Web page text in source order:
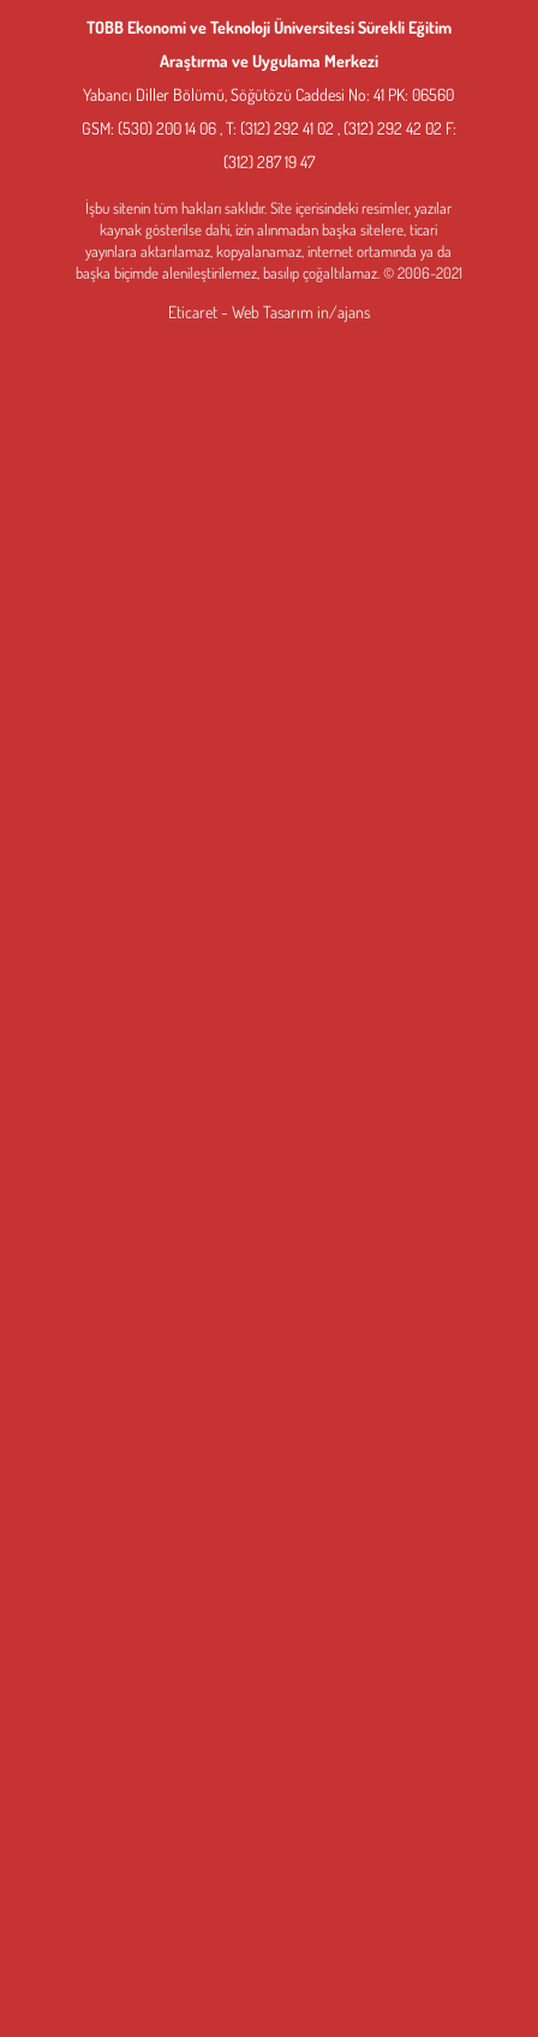
TOBB Ekonomi ve Teknoloji Üniversitesi Sürekli Eğitim
Araştırma ve Uygulama Merkezi
Yabancı Diller Bölümü, Söğütözü Caddesi No: 41 PK: 06560
GSM: (530) 200 14 06 , T: (312) 292 41 02 , (312) 292 42 02 F:
(312) 287 19 47
İşbu sitenin tüm hakları saklıdır. Site içerisindeki resimler, yazılar
kaynak gösterilse dahi, izin alınmadan başka sitelere, ticari
yayınlara aktarılamaz, kopyalanamaz, internet ortamında ya da
başka biçimde alenileştirilemez, basılıp çoğaltılamaz. © 2006-2021
Eticaret - Web Tasarım in/ajans